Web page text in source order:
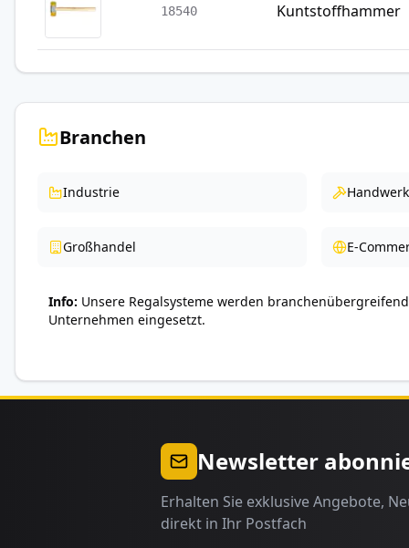
18540 Kuntstoffhammer
Branchen
Industrie Handwerk
Großhandel E-
Info Unsere Regalsysteme werden
Unternehmen eingesetzt.
Newsletter
Erhalten Sie exklusive Angebote,
direkt in Ihr Postfach